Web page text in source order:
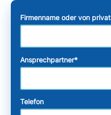
Firmenname oder von privat
Ansprechpartner*
Telefon